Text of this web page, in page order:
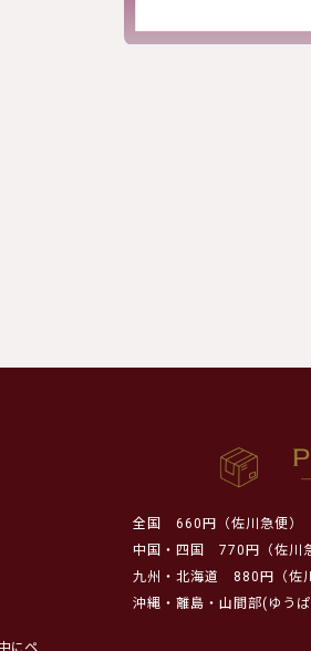
にペ
全国
660円（佐川急便）
中国・四国
770円（佐川
九州・北海道
880円（佐
沖縄・離島・山間部(ゆう